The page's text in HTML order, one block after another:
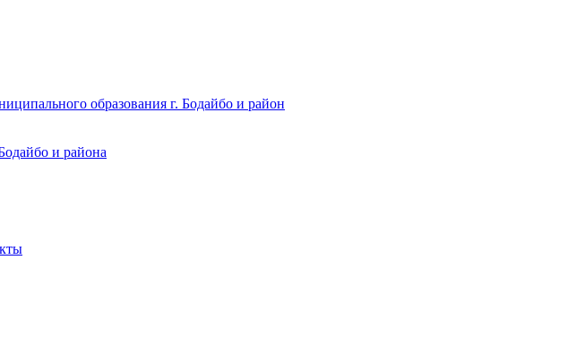
образования г. Бодайбо и район
и района